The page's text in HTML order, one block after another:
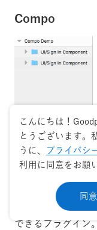
Compo
https://
レイヤーの名前で
できるプラグイン
こんにちは！
とうございます。
うに、
プライバシ
利用に同意をお願
同